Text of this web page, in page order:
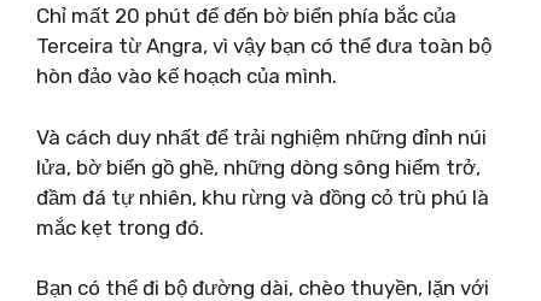
Chỉ mất 20 phút để đến bờ biển phía bắc của
Terceira từ Angra, vì vậy bạn có thể đưa toàn bộ
hòn đảo vào kế hoạch của mình.
Và cách duy nhất để trải nghiệm những đỉnh núi
lửa, bờ biển gồ ghề, những dòng sông hiểm trở,
đầm đá tự nhiên, khu rừng và đồng cỏ trù phú là
mắc kẹt trong đó.
Bạn có thể đi bộ đường dài, chèo thuyền, lặn với